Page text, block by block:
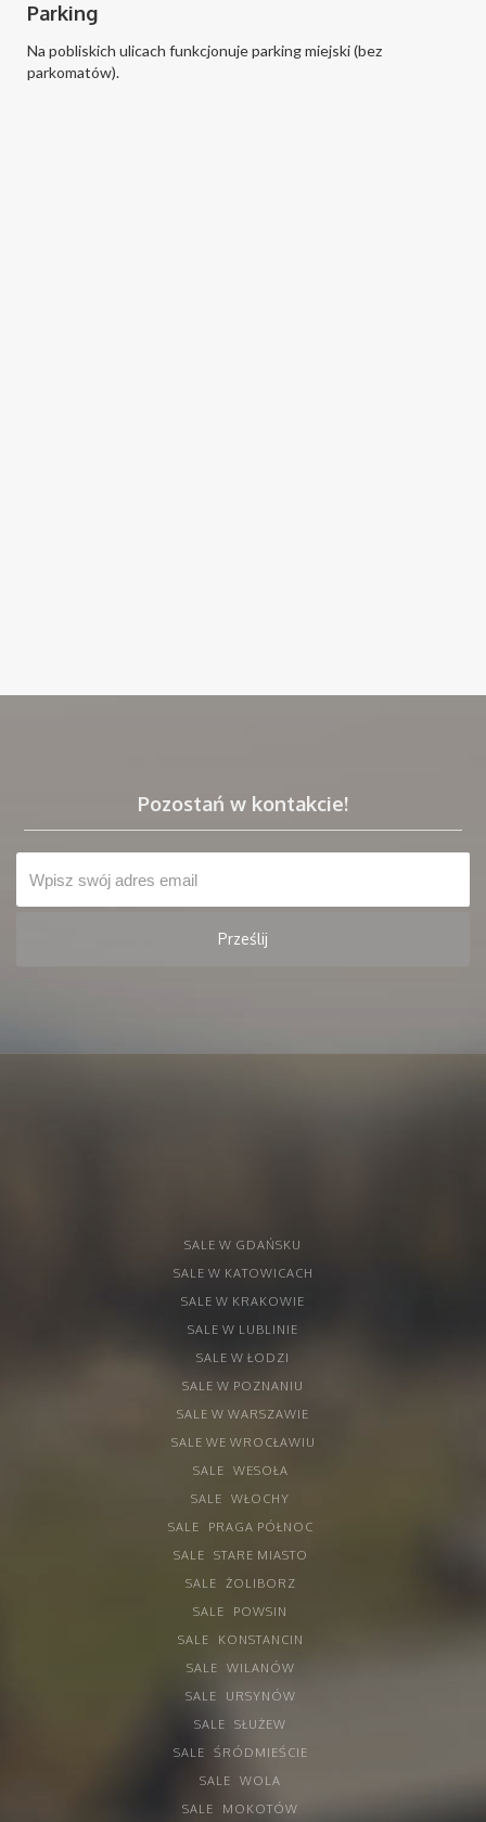
Parking
Na pobliskich ulicach funkcjonuje parking miejski (bez
parkomatów).
Pozostań w kontakcie!
SALE W GDAŃSKU
SALE W KATOWICACH
SALE W KRAKOWIE
SALE W LUBLINIE
SALE W ŁODZI
SALE W POZNANIU
SALE W WARSZAWIE
SALE WE WROCŁAWIU
SALE
WESOŁA
SALE
WŁOCHY
SALE
PRAGA PÓŁNOC
SALE
STARE MIASTO
SALE
ŻOLIBORZ
SALE
POWSIN
SALE
KONSTANCIN
SALE
WILANÓW
SALE
URSYNÓW
SALE
SŁUŻEW
SALE
ŚRÓDMIEŚCIE
SALE
WOLA
SALE
MOKOTÓW